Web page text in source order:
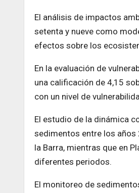
El análisis de impactos
setenta y nueve como
efectos sobre los
En la evaluación de
una calificación de 4,15
con un nivel de
El estudio de la dinámica
sedimentos entre los
la Barra, mientras que en
diferentes periodos.
El monitoreo de